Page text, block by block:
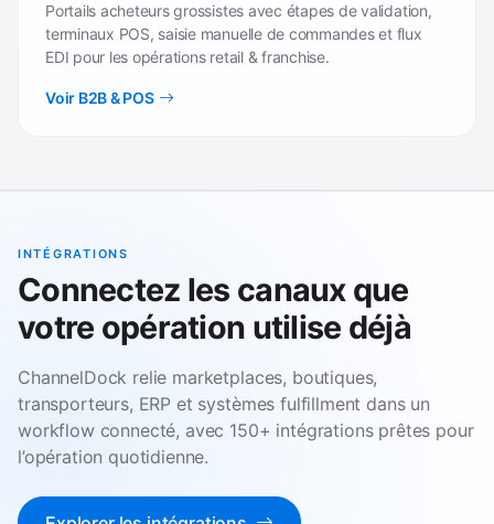
Portails acheteurs grossistes avec étapes de validation,
terminaux POS, saisie manuelle de commandes et flux
EDI pour les opérations retail & franchise.
Voir B2B & POS
INTÉGRATIONS
Connectez les canaux que
votre opération utilise déjà
ChannelDock relie marketplaces, boutiques,
transporteurs, ERP et systèmes fulfillment dans un
workflow connecté, avec 150+ intégrations prêtes pour
l’opération quotidienne.